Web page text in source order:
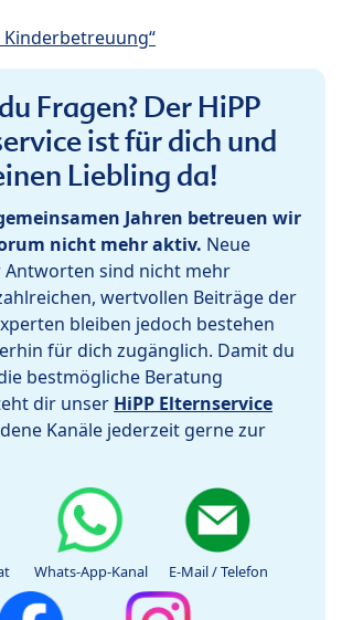
Kinderbetreuung“
Fragen? Der HiPP
ist für dich und
Liebling da!
Jahren betreuen wir
nicht mehr aktiv. Neue
Antworten sind nicht mehr
wertvollen Beiträge der
bleiben jedoch bestehen
für dich zugänglich. Damit du
bestmögliche Beratung
dir unser HiPP Elternservice
Kanäle jederzeit gerne zur
Whats-App-Kanal E-Mail / Telefon